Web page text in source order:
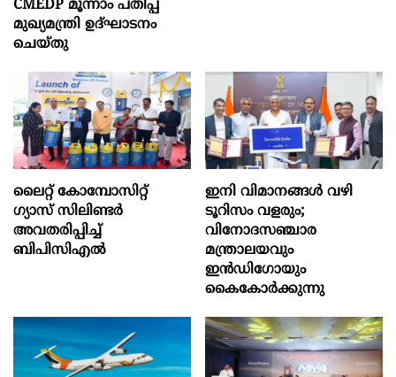
CMEDP മൂന്നാം പതിപ്പ്
മുഖ്യമന്ത്രി ഉദ്ഘാടനം
ചെയ്തു
ലൈറ്റ് കോമ്പോസിറ്റ്
ഗ്യാസ് സിലിണ്ടർ
അവതരിപ്പിച്ച്
ബിപിസിഎൽ
ഇനി വിമാനങ്ങള്‍ വഴി
ടൂറിസം വളരും;
വിനോദസഞ്ചാര
മന്ത്രാലയവും
ഇന്‍ഡിഗോയും
കൈകോര്‍ക്കുന്നു